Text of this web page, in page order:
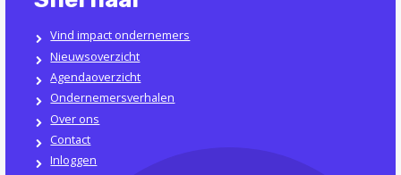
Vind impact ondernemers
Nieuwsoverzicht
Agendaoverzicht
Ondernemersverhalen
Over ons
Contact
Inloggen